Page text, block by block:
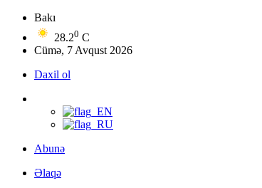
Bakı
28.20 C
Cümə, 7 Avqust 2026
Daxil ol
Abunə
Əlaqə